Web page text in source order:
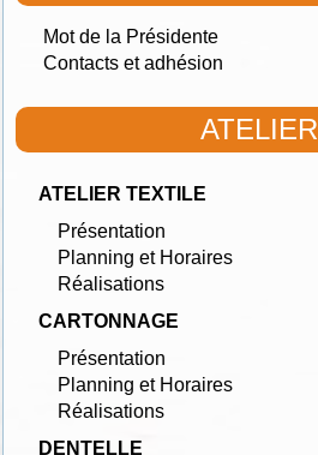
Mot de la Présidente
Contacts et adhésion
ATELIER TEXTILE
Présentation
Planning et Horaires
Réalisations
CARTONNAGE
Présentation
Planning et Horaires
Réalisations
DENTELLE